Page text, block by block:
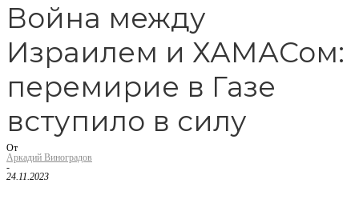
Война между
Израилем и ХАМАСом:
перемирие в Газе
вступило в силу
От
Аркадий Виноградов
-
24.11.2023